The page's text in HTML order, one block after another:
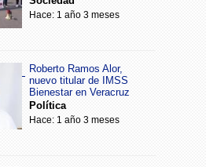
Hace: 1 año 3 meses
Roberto Ramos Alor,
nuevo titular de IMSS
Bienestar en Veracruz
Política
Hace: 1 año 3 meses